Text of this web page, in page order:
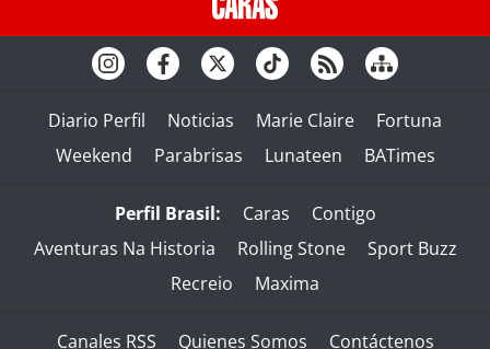
Diario Perfil Noticias Marie Claire
Fortuna
Weekend
Parabrisas Lunateen BATimes
Perfil Brasil: Caras
Contigo
Aventuras Na Historia
Rolling Stone
Sport Buzz
Recreio
Maxima
Canales RSS Quienes Somos Contáctenos